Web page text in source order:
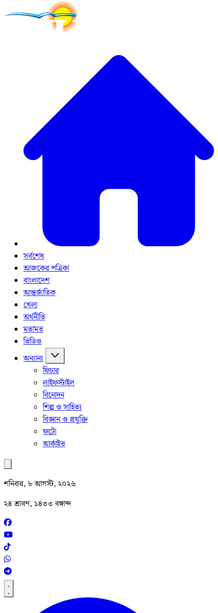
সর্বশেষ
আজকের পত্রিকা
বাংলাদেশ
আন্তর্জাতিক
খেলা
অর্থনীতি
মতামত
ভিডিও
অন্যান্য
ফিচার
লাইফস্টাইল
বিনোদন
শিল্প ও সাহিত্য
বিজ্ঞান ও প্রযুক্তি
ফটো
আর্কাইভ
শনিবার, ৮ আগস্ট, ২০২৬
২৪ শ্রাবণ, ১৪৩৩ বঙ্গাব্দ